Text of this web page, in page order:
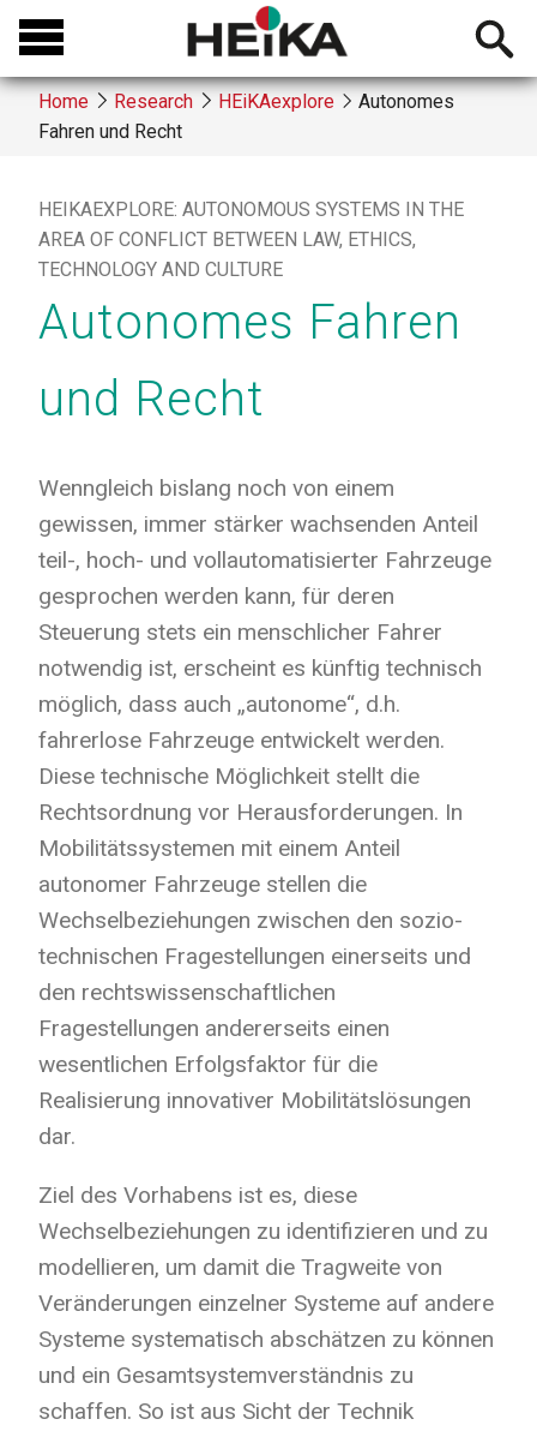
Skip
main
content
Open
Home Research HEiKAexplore
Autonomes
Fahren und Recht
HEIKAEXPLORE: AUTONOMOUS SYSTEMS IN THE
AREA OF CONFLICT BETWEEN LAW, ETHICS,
TECHNOLOGY AND CULTURE
Autonomes Fahren
und Recht
Wenngleich bislang noch von einem
gewissen, immer stärker wachsenden Anteil
teil-, hoch- und vollautomatisierter Fahrzeuge
gesprochen werden kann, für deren
Steuerung stets ein menschlicher Fahrer
notwendig ist, erscheint es künftig technisch
möglich, dass auch „autonome“, d.h.
fahrerlose Fahrzeuge entwickelt werden.
Diese technische Möglichkeit stellt die
Rechtsordnung vor Herausforderungen. In
Mobilitätssystemen mit einem Anteil
autonomer Fahrzeuge stellen die
Wechselbeziehungen zwischen den sozio-
technischen Fragestellungen einerseits und
den rechtswissenschaftlichen
Fragestellungen andererseits einen
wesentlichen Erfolgsfaktor für die
Realisierung innovativer Mobilitätslösungen
dar.
Ziel des Vorhabens ist es, diese
Wechselbeziehungen zu identifizieren und zu
modellieren, um damit die Tragweite von
Veränderungen einzelner Systeme auf andere
Systeme systematisch abschätzen zu können
und ein Gesamtsystemverständnis zu
schaffen. So ist aus Sicht der Technik